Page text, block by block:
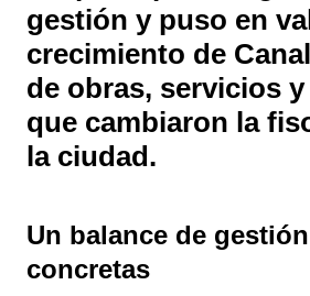
gestión y puso en
crecimiento de
de obras, servicios
que cambiaron la
la ciudad.
Un balance de
concretas